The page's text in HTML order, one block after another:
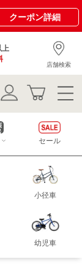
クーポン詳細
上
店舗検索
小径車
幼児車
セール